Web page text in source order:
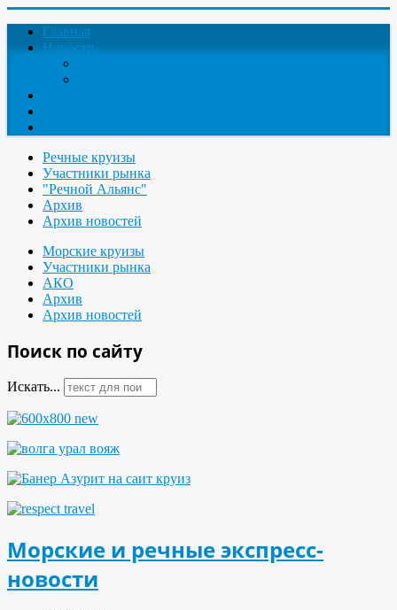
Главная
Новости
Речные круизы
Участники рынка
"Речной Альянс"
Архив
Архив новостей
Морские круизы
Участники рынка
АКО
Архив
Архив новостей
Поиск по сайту
Искать...
Морские и речные экспресс-
новости